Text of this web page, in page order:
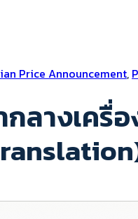
Price Announcement,
กลางเครื่